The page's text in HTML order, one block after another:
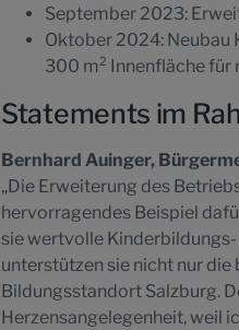
September 2023:
Oktober 2024: Neubau
300 m2 Innenfläche
Statements im
Bernhard Auinger,
„Die Erweiterung des
hervorragendes Beispiel
sie wertvolle
unterstützen sie nicht nur
Bildungsstandort Salzburg.
Herzensangelegenheit, weil